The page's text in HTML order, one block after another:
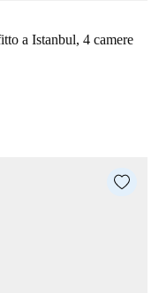
a Istanbul, 4 camere